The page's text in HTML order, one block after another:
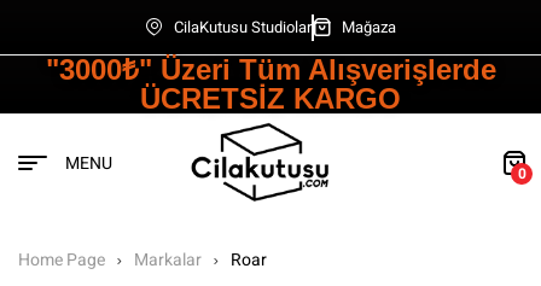
CilaKutusu Studiolar Mağaza
"3000₺" Üzeri Tüm Alışverişlerde
ÜCRETSİZ KARGO
MENU 0
Home Page Markalar Roar